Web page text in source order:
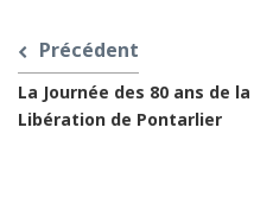
Précédent
La Journée des 80 ans de la
Libération de Pontarlier